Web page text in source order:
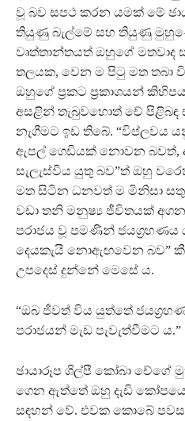
වූ බව සපථ කරන යමක් මේ
තියුණු බැල්මේ සහ තියුණු
වෘත්තාන්තයත් ඔහුගේ මතවාද
තලයක, වෙන ම පිටු මත තබා
ඔහුගේ ප්‍රකට ප්‍රකාශයන්
අසළින් තැබුවහොත් චේ පිළිබඳ
නැගීමට ඉඩ තිබේ. “විප්ලවය
ඇපල් ගෙඩියක් නොවන බවත්,
සැලැස්විය යුතු බව”ත් ඔහු
මත සිටින ධනවත් ම මිනිසා
වඩා තනි මනුෂ්‍ය ජීවිතයක්
පරාජය වූ පමණින් ජයග්‍රහණය
දෙයකැයි නොඇඟවෙන බව”
උපදෙස් දුන්නේ මෙසේ ය.
“ඔබ ජීවත් විය යුත්තේ
පරාජයන් මැඩ පැවැත්වීමට ය.”
ඡායාරූප ශිල්පී කෝබා චේගේ
ගෙන ඇත්තේ ඔහු දැඩි
සඳහන් වේ. එවක කොබේ